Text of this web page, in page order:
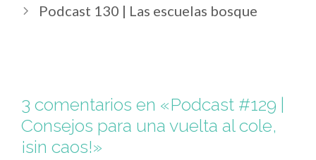
Podcast 130 | Las escuelas bosque
3 comentarios en «Podcast #129 |
Consejos para una vuelta al cole,
¡sin caos!»